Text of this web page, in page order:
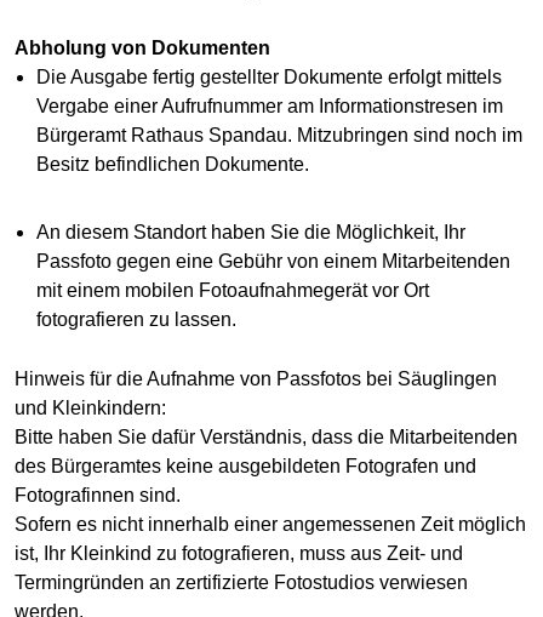
Abholung von Dokumenten
Die Ausgabe fertig gestellter Dokumente erfolgt mittels
Vergabe einer Aufrufnummer am Informationstresen im
Bürgeramt Rathaus Spandau. Mitzubringen sind noch im
Besitz befindlichen Dokumente.
An diesem Standort haben Sie die Möglichkeit, Ihr
Passfoto gegen eine Gebühr von einem Mitarbeitenden
mit einem mobilen Fotoaufnahmegerät vor Ort
fotografieren zu lassen.
Hinweis für die Aufnahme von Passfotos bei Säuglingen
und Kleinkindern:
Bitte haben Sie dafür Verständnis, dass die Mitarbeitenden
des Bürgeramtes keine ausgebildeten Fotografen und
Fotografinnen sind.
Sofern es nicht innerhalb einer angemessenen Zeit möglich
ist, Ihr Kleinkind zu fotografieren, muss aus Zeit- und
Termingründen an zertifizierte Fotostudios verwiesen
werden.